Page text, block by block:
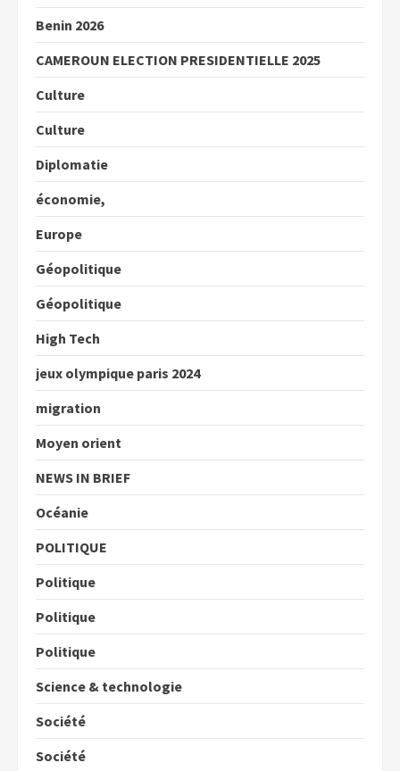
Benin 2026
CAMEROUN ELECTION PRESIDENTIELLE 2025
Culture
Culture
Diplomatie
économie,
Europe
Géopolitique
Géopolitique
High Tech
jeux olympique paris 2024
migration
Moyen orient
NEWS IN BRIEF
Océanie
POLITIQUE
Politique
Politique
Politique
Science & technologie
Société
Société